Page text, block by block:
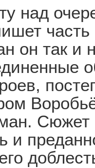
над
он так и
Сюжет
и